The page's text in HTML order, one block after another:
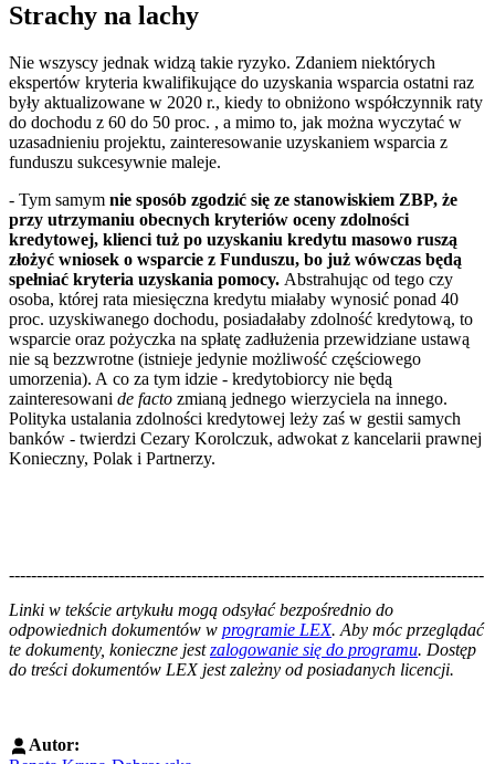
Strachy na lachy
Nie wszyscy jednak widzą takie ryzyko. Zdaniem niektórych
ekspertów kryteria kwalifikujące do uzyskania wsparcia ostatni raz
były aktualizowane w 2020 r., kiedy to obniżono współczynnik raty
do dochodu z 60 do 50 proc. , a mimo to, jak można wyczytać w
uzasadnieniu projektu, zainteresowanie uzyskaniem wsparcia z
funduszu sukcesywnie maleje.
- Tym samym nie sposób zgodzić się ze stanowiskiem ZBP, że
przy utrzymaniu obecnych kryteriów oceny zdolności
kredytowej, klienci tuż po uzyskaniu kredytu masowo ruszą
złożyć wniosek o wsparcie z Funduszu, bo już wówczas będą
spełniać kryteria uzyskania pomocy. Abstrahując od tego czy
osoba, której rata miesięczna kredytu miałaby wynosić ponad 40
proc. uzyskiwanego dochodu, posiadałaby zdolność kredytową, to
wsparcie oraz pożyczka na spłatę zadłużenia przewidziane ustawą
nie są bezzwrotne (istnieje jedynie możliwość częściowego
umorzenia). A co za tym idzie - kredytobiorcy nie będą
zainteresowani de facto zmianą jednego wierzyciela na innego.
Polityka ustalania zdolności kredytowej leży zaś w gestii samych
banków - twierdzi Cezary Korolczuk, adwokat z kancelarii prawnej
Konieczny, Polak i Partnerzy.
--------------------------------------------------------------------------------------
Linki w tekście artykułu mogą odsyłać bezpośrednio do
odpowiednich dokumentów w programie LEX. Aby móc przeglądać
te dokumenty, konieczne jestzalogowanie się do programu. Dostęp
do treści dokumentów LEX jest zależny od posiadanych licencji.
Autor: